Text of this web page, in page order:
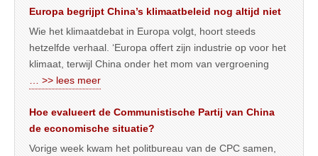
Europa begrijpt China’s klimaatbeleid nog altijd niet
Wie het klimaatdebat in Europa volgt, hoort steeds
hetzelfde verhaal. ‘Europa offert zijn industrie op voor het
klimaat, terwijl China onder het mom van vergroening
… >> lees meer
Hoe evalueert de Communistische Partij van China
de economische situatie?
Vorige week kwam het politbureau van de CPC samen,